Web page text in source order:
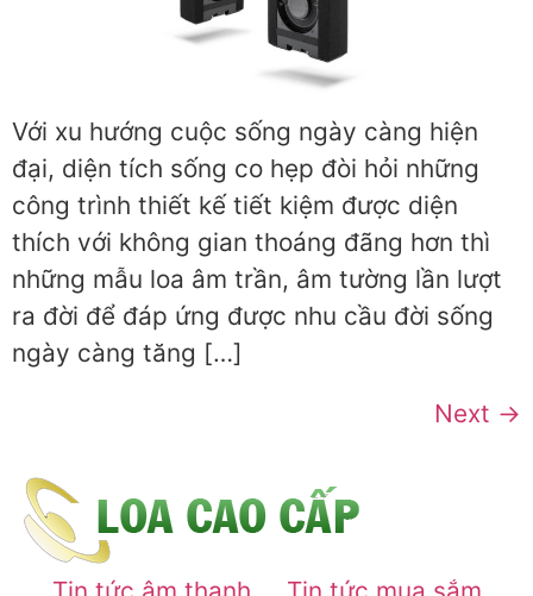
Với xu hướng cuộc sống ngày càng hiện
đại, diện tích sống co hẹp đòi hỏi những
công trình thiết kế tiết kiệm được diện
thích với không gian thoáng đãng hơn thì
những mẫu loa âm trần, âm tường lần lượt
ra đời để đáp ứng được nhu cầu đời sống
ngày càng tăng […]
Next →